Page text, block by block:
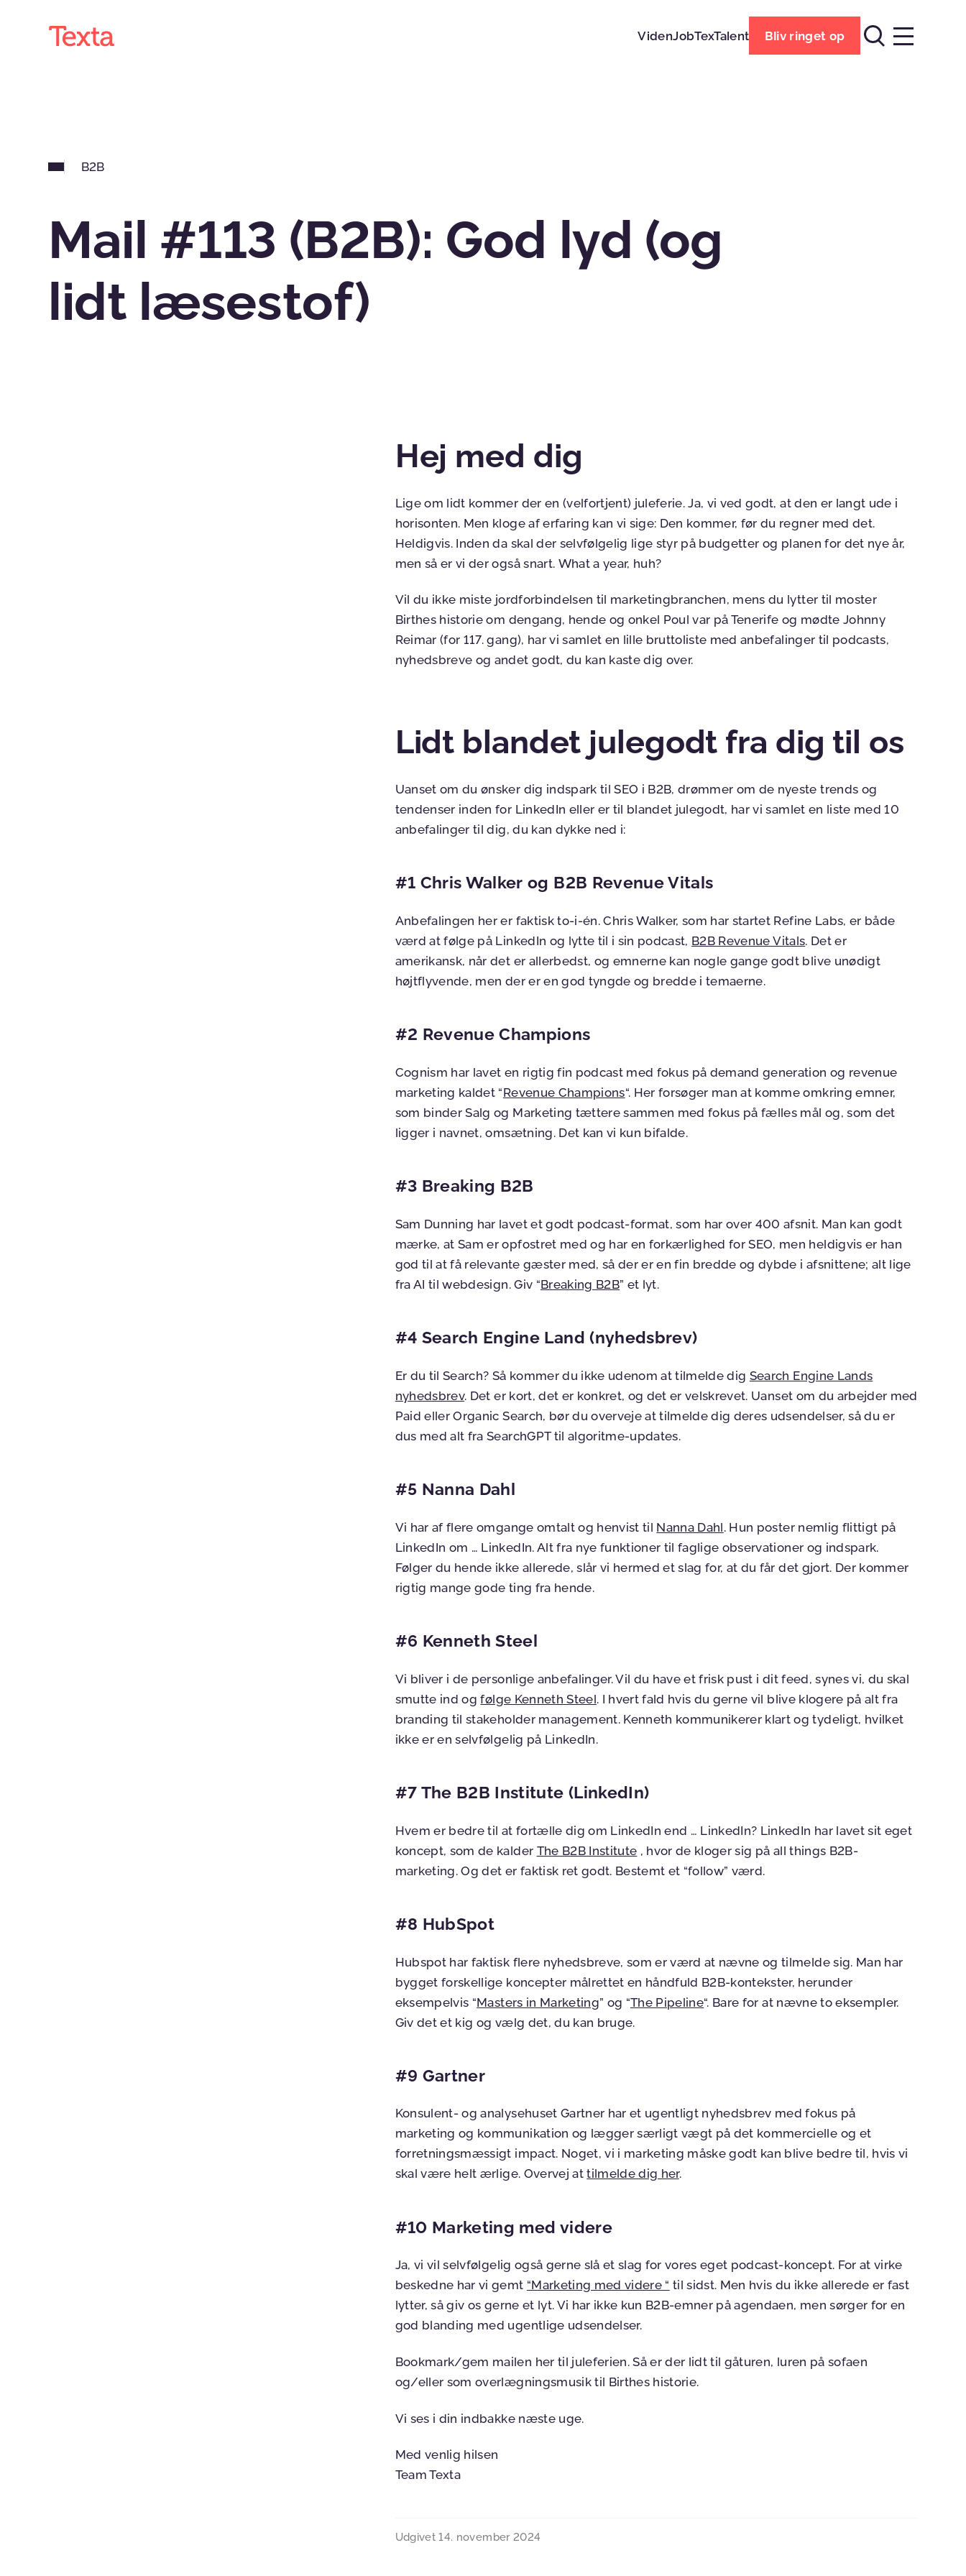
VidenJobTexTalent Bliv ringet op
B2B
Mail #113 (B2B): God lyd (og
lidt læsestof)
Hej med dig
Lige om lidt kommer der en (velfortjent) juleferie. Ja, vi ved godt, at den er langt ude i
horisonten. Men kloge af erfaring kan vi sige: Den kommer, før du regner med det.
Heldigvis. Inden da skal der selvfølgelig lige styr på budgetter og planen for det nye år,
men så er vi der også snart. What a year, huh?
Vil du ikke miste jordforbindelsen til marketingbranchen, mens du lytter til moster
Birthes historie om dengang, hende og onkel Poul var på Tenerife og mødte Johnny
Reimar (for 117. gang), har vi samlet en lille bruttoliste med anbefalinger til podcasts,
nyhedsbreve og andet godt, du kan kaste dig over.
Lidt blandet julegodt fra dig til os
Uanset om du ønsker dig indspark til SEO i B2B, drømmer om de nyeste trends og
tendenser inden for LinkedIn eller er til blandet julegodt, har vi samlet en liste med 10
anbefalinger til dig, du kan dykke ned i:
#1 Chris Walker og B2B Revenue Vitals
Anbefalingen her er faktisk to-i-én. Chris Walker, som har startet Refine Labs, er både
værd at følge på LinkedIn og lytte til i sin podcast, B2B Revenue Vitals. Det er
amerikansk, når det er allerbedst, og emnerne kan nogle gange godt blive unødigt
højtflyvende, men der er en god tyngde og bredde i temaerne.
#2 Revenue Champions
Cognism har lavet en rigtig fin podcast med fokus på demand generation og revenue
marketing kaldet “Revenue Champions“. Her forsøger man at komme omkring emner,
som binder Salg og Marketing tættere sammen med fokus på fælles mål og, som det
ligger i navnet, omsætning. Det kan vi kun bifalde.
#3 Breaking B2B
Sam Dunning har lavet et godt podcast-format, som har over 400 afsnit. Man kan godt
mærke, at Sam er opfostret med og har en forkærlighed for SEO, men heldigvis er han
god til at få relevante gæster med, så der er en fin bredde og dybde i afsnittene; alt lige
fra AI til webdesign. Giv “Breaking B2B” et lyt.
#4 Search Engine Land (nyhedsbrev)
Er du til Search? Så kommer du ikke udenom at tilmelde dig Search Engine Lands
nyhedsbrev. Det er kort, det er konkret, og det er velskrevet. Uanset om du arbejder med
Paid eller Organic Search, bør du overveje at tilmelde dig deres udsendelser, så du er
dus med alt fra SearchGPT til algoritme-updates.
#5 Nanna Dahl
Vi har af flere omgange omtalt og henvist til Nanna Dahl. Hun poster nemlig flittigt på
LinkedIn om … LinkedIn. Alt fra nye funktioner til faglige observationer og indspark.
Følger du hende ikke allerede, slår vi hermed et slag for, at du får det gjort. Der kommer
rigtig mange gode ting fra hende.
#6 Kenneth Steel
Vi bliver i de personlige anbefalinger. Vil du have et frisk pust i dit feed, synes vi, du skal
smutte ind ogfølge Kenneth Steel. I hvert fald hvis du gerne vil blive klogere på alt fra
branding til stakeholder management. Kenneth kommunikerer klart og tydeligt, hvilket
ikke er en selvfølgelig på LinkedIn.
#7 The B2B Institute (LinkedIn)
Hvem er bedre til at fortælle dig om LinkedIn end … LinkedIn? LinkedIn har lavet sit eget
koncept, som de kalder The B2B Institute , hvor de kloger sig på all things B2B-
marketing. Og det er faktisk ret godt. Bestemt et “follow” værd.
#8 HubSpot
Hubspot har faktisk flere nyhedsbreve, som er værd at nævne og tilmelde sig. Man har
bygget forskellige koncepter målrettet en håndfuld B2B-kontekster, herunder
eksempelvis “Masters in Marketing” og “The Pipeline“. Bare for at nævne to eksempler.
Giv det et kig og vælg det, du kan bruge.
#9 Gartner
Konsulent- og analysehuset Gartner har et ugentligt nyhedsbrev med fokus på
marketing og kommunikation og lægger særligt vægt på det kommercielle og et
forretningsmæssigt impact. Noget, vi i marketing måske godt kan blive bedre til, hvis vi
skal være helt ærlige. Overvej attilmelde dig her.
#10 Marketing med videre
Ja, vi vil selvfølgelig også gerne slå et slag for vores eget podcast-koncept. For at virke
beskedne har vi gemt “Marketing med videre “ til sidst. Men hvis du ikke allerede er fast
lytter, så giv os gerne et lyt. Vi har ikke kun B2B-emner på agendaen, men sørger for en
god blanding med ugentlige udsendelser.
Bookmark/gem mailen her til juleferien. Så er der lidt til gåturen, luren på sofaen
og/eller som overlægningsmusik til Birthes historie.
Vi ses i din indbakke næste uge.
Med venlig hilsen
Team Texta
Udgivet14. november 2024